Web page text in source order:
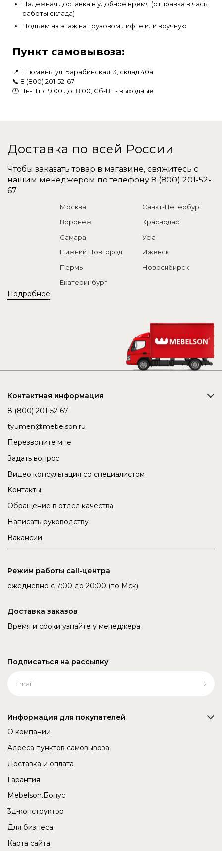
Надежная доставка в удобное время (отправка в часы
работы склада)
Подъем на этаж на грузовом лифте или вручную
Пункт самовывоза:
📍 г. Тюмень, ул. Барабинская, 3, склад 40а
📞 8 (800) 201-52-67
🕒 Пн-Пт с 9:00 до 18:00, Сб-Вс - выходные
Доставка по всей России
Чтобы заказать товар в магазине, свяжитесь с
нашим менеджером по телефону 8 (800) 201-52-
67
Подробнее
Москва
Санкт-Петербург
Воронеж
Краснодар
Самара
Уфа
Нижний Новгород
Ижевск
Пермь
Новосибирск
Екатеринбург
Контактная информация
8 (800) 201-52-67
tyumen@mebelson.ru
Перезвоните мне
Задать вопрос
Видео консультация со специалистом
Контакты
Обращение в отдел качества
Написать руководству
Вакансии
Режим работы call-центра
ежедневно с 7:00 до 20:00 (по Мск)
Доставка заказов
Время и сроки узнайте у менеджера
Подписаться на рассылку
Информация для покупателей
О компании
Адреса пунктов самовывоза
Доставка и оплата
Гарантия
Mebelson.Бонус
3д-конструктор
Для бизнеса
Карта сайта